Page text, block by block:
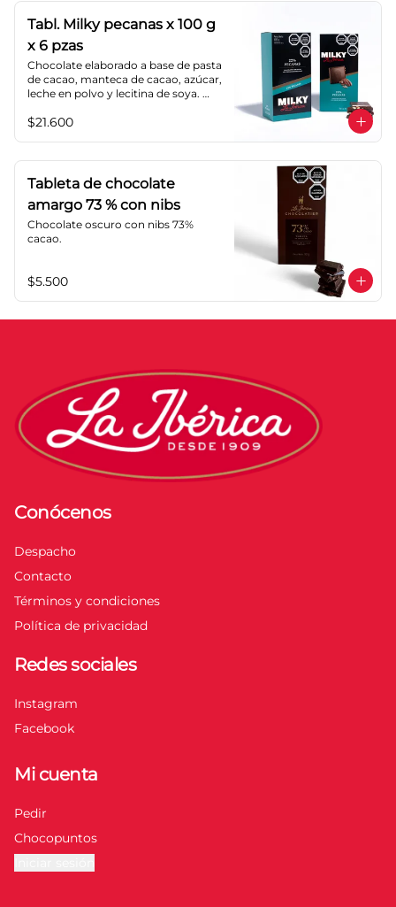
Tabl. Milky pecanas x 100 g
x 6 pzas
Chocolate elaborado a base de pasta
de cacao, manteca de cacao, azúcar,
leche en polvo y lecitina de soya.
cacao: 40%.
$21.600
Tableta de chocolate
amargo 73 % con nibs
Chocolate oscuro con nibs 73%
cacao.
$5.500
Conócenos
Despacho
Contacto
Términos y condiciones
Política de privacidad
Redes sociales
Instagram
Facebook
Mi cuenta
Pedir
Chocopuntos